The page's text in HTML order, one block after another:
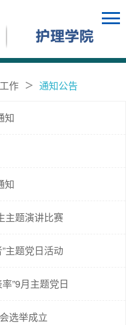
作 ＞ 通知公告
知
知
主题演讲比赛
主题党日活动
”9月主题党日
选举成立